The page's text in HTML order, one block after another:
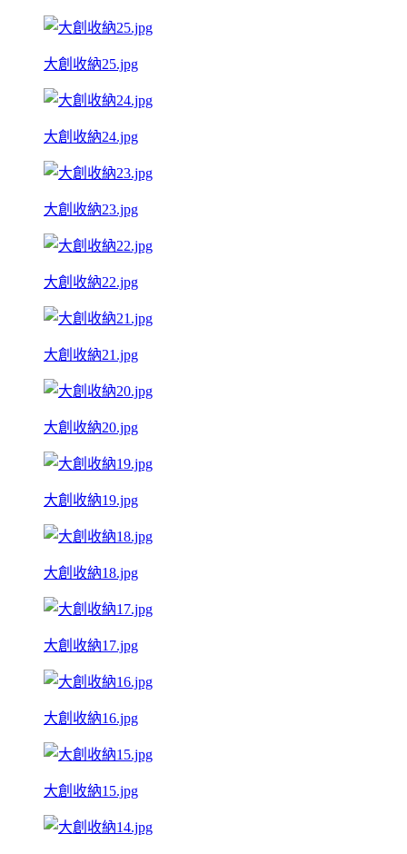
大創收納25.jpg
大創收納24.jpg
大創收納23.jpg
大創收納22.jpg
大創收納21.jpg
大創收納20.jpg
大創收納19.jpg
大創收納18.jpg
大創收納17.jpg
大創收納16.jpg
大創收納15.jpg